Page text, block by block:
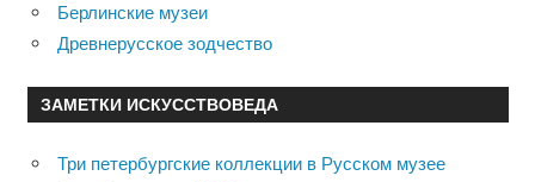
Берлинские музеи
Древнерусское зодчество
ЗАМЕТКИ ИСКУССТВОВЕДА
Три петербургские коллекции в Русском музее